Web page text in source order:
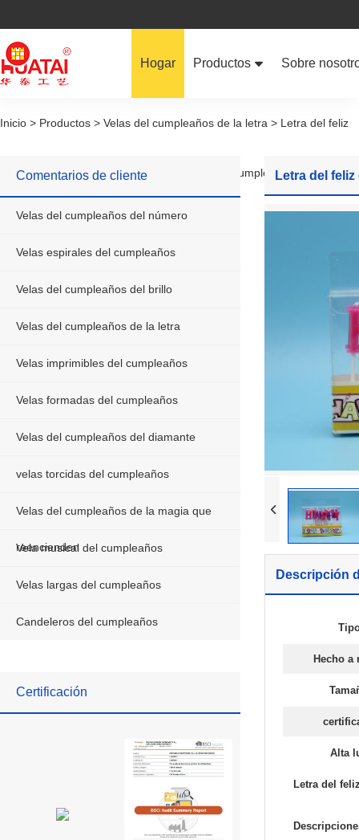
Hogar Productos
Velas del cumpleaños del
Velas imprimibles del
Velas formadas del
velas torcidas del cumpleaños
Vela musical del cumpleaños
Velas largas del cumpleaños
Candeleros del cumpleaños
Sobre
Inicio > Productos > Velas del cumpleaños de la letra > Letra del feliz
cumpleaños formada velas para las tortas de cumpleaños con el
logotipo de encargo
Comentarios de cliente
Velas del cumpleaños del número
Velas espirales del cumpleaños
Velas del cumpleaños del brillo
Velas del cumpleaños de la letra
Velas imprimibles del cumpleaños
Velas formadas del cumpleaños
Velas del cumpleaños del diamante
velas torcidas del cumpleaños
Velas del cumpleaños de la magia que
reencienden
Vela musical del cumpleaños
Velas largas del cumpleaños
Candeleros del cumpleaños
Certificación
Letra del
Descripción
Hecho a
Alta
Letra del